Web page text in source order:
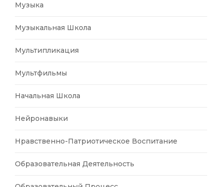
Музыка
Музыкальная Школа
Мультипликация
Мультфильмы
Начальная Школа
Нейронавыки
Нравственно-Патриотическое Воспитание
Образовательная Деятельность